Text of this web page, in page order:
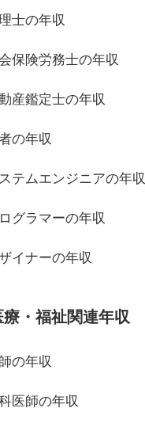
士の年収
保険労務士の年収
産鑑定士の年収
の年収
テムエンジニアの年収
グラマーの年収
イナーの年収
療・福祉関連年収
の年収
医師の年収